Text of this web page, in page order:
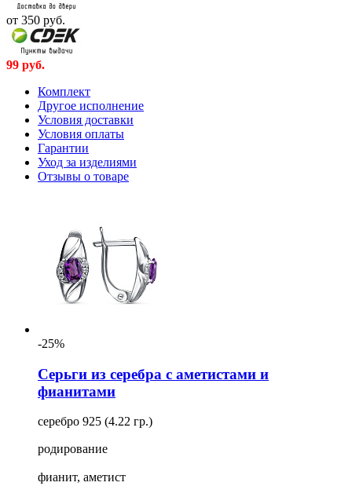
от 350 руб.
99 руб.
Комплект
Другое исполнение
Условия доставки
Условия оплаты
Гарантии
Уход за изделиями
Отзывы о товаре
-25%
Серьги из серебра с аметистами и
фианитами
серебро 925 (4.22 гр.)
родирование
фианит, аметист